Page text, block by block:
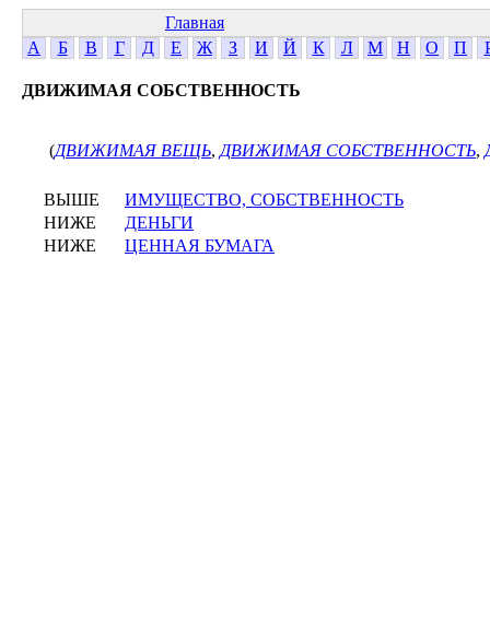
Главная
А
Б В Г Д Е Ж З И Й К Л М Н О П
ДВИЖИМАЯ СОБСТВЕННОСТЬ
(ДВИЖИМАЯ ВЕЩЬ, ДВИЖИМАЯ СОБСТВЕННОСТЬ,
ВЫШЕ
ИМУЩЕСТВО, СОБСТВЕННОСТЬ
НИЖЕ
ДЕНЬГИ
НИЖЕ
ЦЕННАЯ БУМАГА